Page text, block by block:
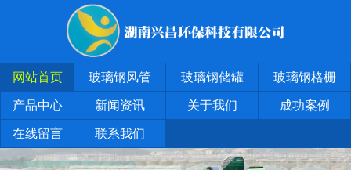
网站首页 玻璃钢风管 玻璃钢储罐 玻璃钢格栅
产品中心 新闻资讯 关于我们 成功案例
在线留言 联系我们